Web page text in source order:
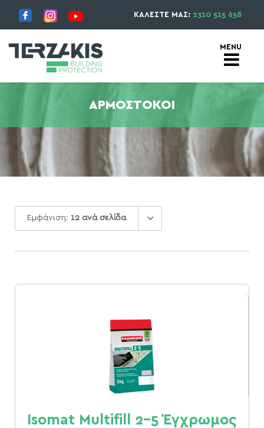
ΚΑΛΕΣΤΕ ΜΑΣ: 2310 515 658
ΑΡΜΌΣΤΟΚΟΙ
Εμφάνιση: 12 ανά σελίδα
Isomat Multifill 2-5 Έγχρωμος